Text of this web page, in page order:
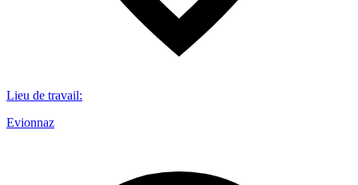
Lieu de travail:
Evionnaz